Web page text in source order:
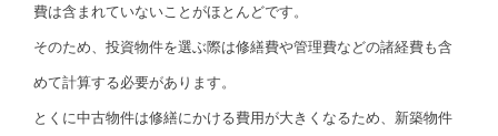
費は含まれていないことがほとんどです。
そのため、投資物件を選ぶ際は修繕費や管理費などの諸経費も含
めて計算する必要があります。
とくに中古物件は修繕にかける費用が大きくなるため、新築物件